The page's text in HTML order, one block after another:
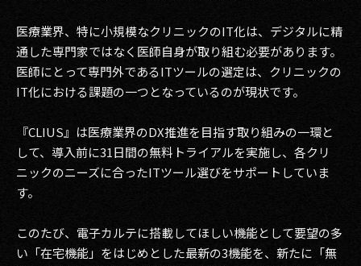
2015
2014
2012
2010
2009
医療業界、特に小規模なクリニックのIT化は、デジタルに精
通した専門家ではなく医師自身が取り組む必要があります。
医師にとって専門外であるITツールの選定は、クリニックの
IT化における課題の一つとなっているのが現状です。
『CLIUS』は医療業界のDX推進を目指す取り組みの一環と
して、導入前に31日間の無料トライアルを実施し、各クリ
ニックのニーズに合ったITツール選びをサポートしていま
す。
このたび、電子カルテに搭載してほしい機能として要望の多
い「在宅機能」をはじめとした最新の3機能を、新たに「無